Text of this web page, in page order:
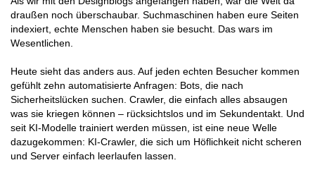
draußen noch überschaubar. Suchmaschinen haben eure Seiten
indexiert, echte Menschen haben sie besucht. Das wars im
Wesentlichen.
Heute sieht das anders aus. Auf jeden echten Besucher kommen
gefühlt zehn automatisierte Anfragen: Bots, die nach
Sicherheitslücken suchen. Crawler, die einfach alles absaugen
was sie kriegen können – rücksichtslos und im Sekundentakt. Und
seit KI-Modelle trainiert werden müssen, ist eine neue Welle
dazugekommen: KI-Crawler, die sich um Höflichkeit nicht scheren
und Server einfach leerlaufen lassen.